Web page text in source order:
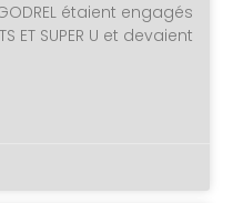
GODREL étaient engagés
ET SUPER U et devaient